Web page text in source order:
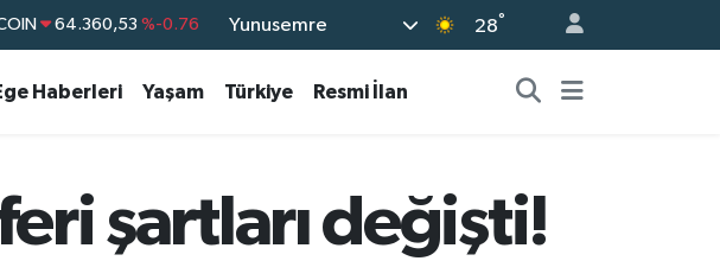
DOLAR 47,7069 %0.17
EURO 55,0265 %0.01
BİST100 13.887 %64
Yunusemre 28°
Haberleri Yaşam Türkiye Resmi İlan
şartları değişti!